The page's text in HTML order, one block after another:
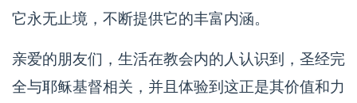
它永无止境，不断提供它的丰富内涵。
亲爱的朋友们，生活在教会内的人认识到，圣经完
全与耶稣基督相关，并且体验到这正是其价值和力